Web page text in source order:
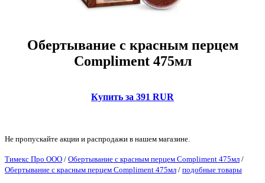
Обертывание с красным перцем
Compliment 475мл
Купить за 391 RUR
Не пропускайте акции и распродажи в нашем магазине.
Тимекс Про ООО / Обертывание с красным перцем Compliment 475мл /
Обертывание с красным перцем Compliment 475мл / подобные товары